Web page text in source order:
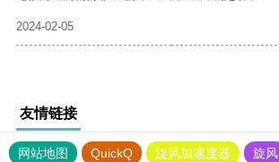
2024-02-05
友情链接
网站地图 QuickQ 旋风加速度器 旋风